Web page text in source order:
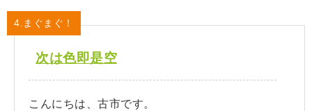
4.まぐまぐ！
次は色即是空
こんにちは、古市です。